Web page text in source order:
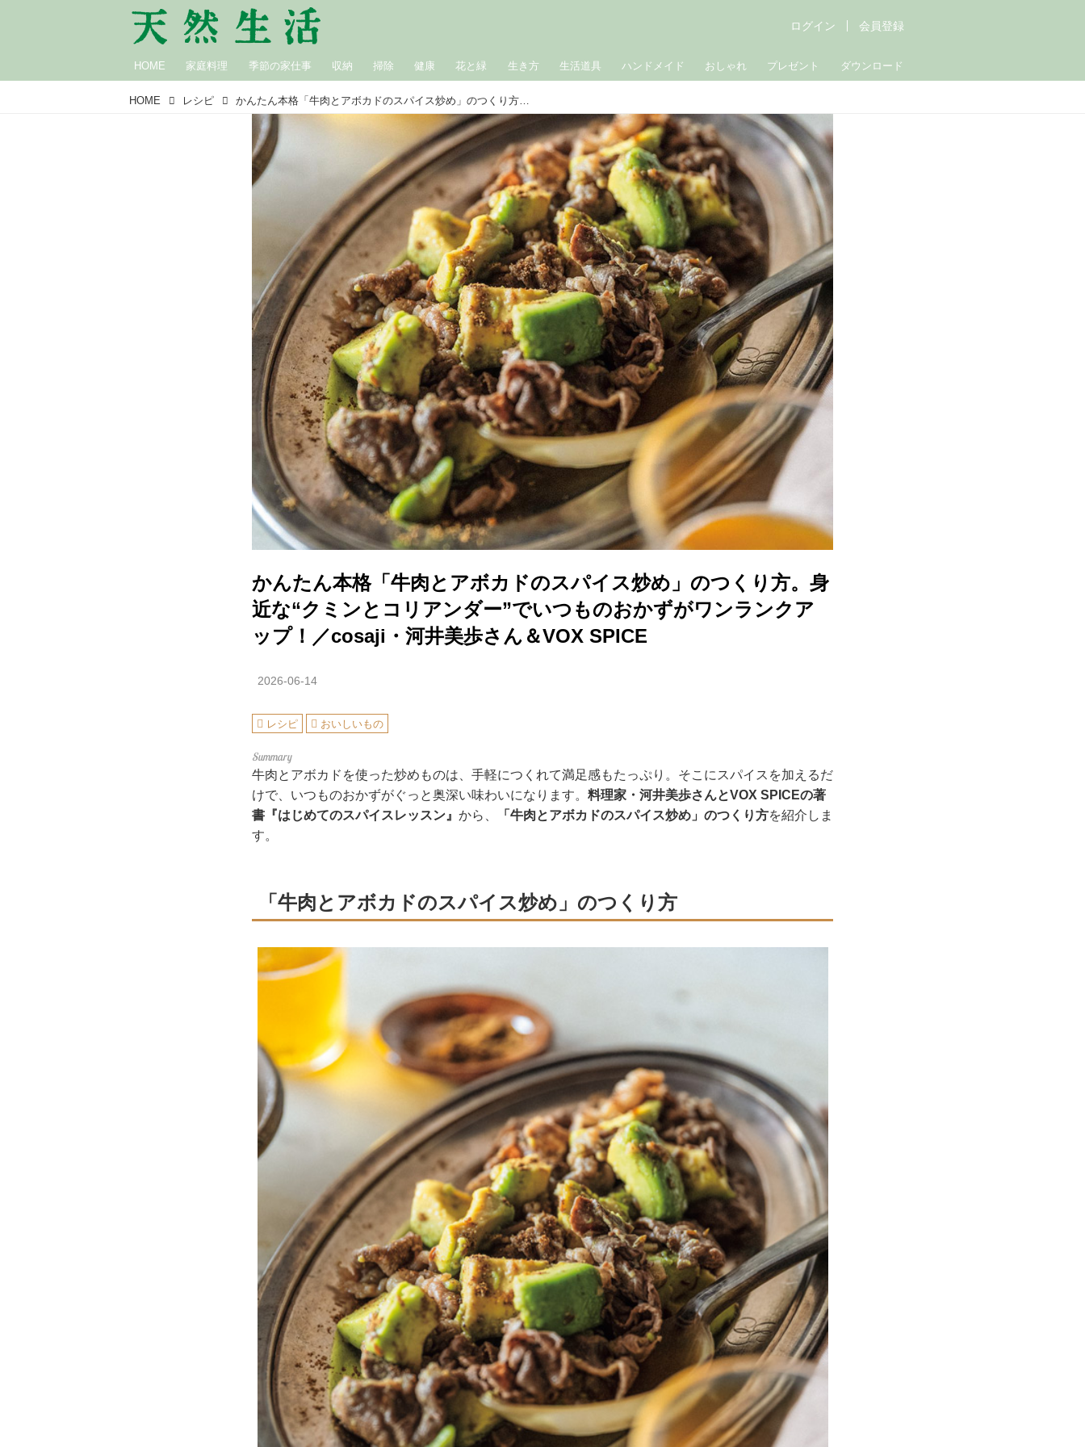
HOME 家庭料理 季節の家仕事 収納 掃除 健康 花と緑 生き方 生活道具 ハンドメイド おしゃれ プレゼント ダウンロード
ログイン 会員登録
HOME レシピ かんたん本格「牛肉とアボカドのスパイス炒め」のつくり方。身近な“クミンとコリアンダー”でいつものおかずがワンランクアップ！／cosaji・河井美歩さん＆VOX SPICE
かんたん本格「牛肉とアボカドのスパイス炒め」のつくり方。身
近な“クミンとコリアンダー”でいつものおかずがワンランクア
ップ！／cosaji・河井美歩さん＆VOX SPICE
2026-06-14
レシピ おいしいもの
牛肉とアボカドを使った炒めものは、手軽につくれて満足感もたっぷり。そこにスパイスを加えるだ
けで、いつものおかずがぐっと奥深い味わいになります。 料理家・河井美歩さんとVOX SPICEの著
書『はじめてのスパイスレッスン』 から、 「牛肉とアボカドのスパイス炒め」のつくり方を紹介しま
す。
「牛肉とアボカドのスパイス炒め」のつくり方